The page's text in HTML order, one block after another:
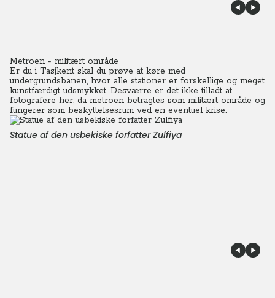
Metroen - militært område
Er du i Tasjkent skal du prøve at køre med
undergrundsbanen, hvor alle stationer er forskellige og meget
kunstfærdigt udsmykket. Desværre er det ikke tilladt at
fotografere her, da metroen betragtes som militært område og
fungerer som beskyttelsesrum ved en eventuel krise.
Statue af den usbekiske forfatter Zulfiya